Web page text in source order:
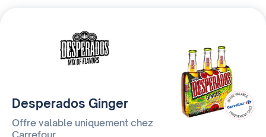
Desperados Ginger
Offre valable uniquement chez